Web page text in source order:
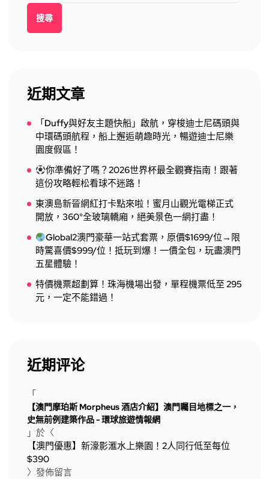
搜尋
近期文章
「Duffy與好友主題快船」啟航，穿梭迪士尼碼頭與
中環碼頭航程，船上邂逅萌趣時光，暢遊迪士尼樂
園度假區！
你準備好了嗎？2026世界杯最全觀賽指南！跟著
這份攻略輕松看球不迷路！
東澳島新晉網紅打卡點來啦！蜜月山觀光電梯正式
開放，360°全玻璃轎廂，絕美景色一網打盡！
Global2澳門豪華一站式套票，原價$1699/位→限
時驚喜價$999/位！抵玩到爆！一價全包，玩盡澳門
五星體驗！
特價機票超劃算！珠海機場出發，單程機票低至 295
元，一定不能錯過！
近期评论
「
【澳門摩珀斯 Morpheus 酒店介紹】澳門矚目地標之一，
史無前例建築作品 - 環球旅遊情報網
」於〈
【澳門優惠】新濠影滙水上樂園！2人同行低至每位
$390
〉發佈留言